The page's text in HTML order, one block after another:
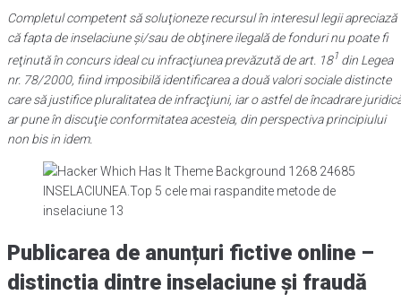
Completul competent să soluţioneze recursul în interesul legii apreciază
că fapta de inselaciune şi/sau de obţinere ilegală de fonduri nu poate fi
reţinută în concurs ideal cu infracţiunea prevăzută de art. 181 din Legea
nr. 78/2000, fiind imposibilă identificarea a două valori sociale distincte
care să justifice pluralitatea de infracţiuni, iar o astfel de încadrare
ar pune în discuţie conformitatea acesteia, din perspectiva principiului
non bis in idem.
INSELACIUNEA.Top 5 cele mai raspandite metode de
inselaciune 13
Publicarea de anunțuri fictive online –
distinctia dintre inselaciune și fraudă